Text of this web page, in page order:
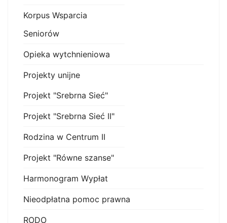
Korpus Wsparcia
Seniorów
Opieka wytchnieniowa
Projekty unijne
Projekt "Srebrna Sieć"
Projekt "Srebrna Sieć II"
Rodzina w Centrum II
Projekt "Równe szanse"
Harmonogram Wypłat
Nieodpłatna pomoc prawna
RODO